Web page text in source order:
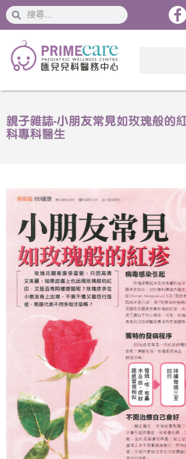
搜
索
搜
索
親子雜誌-小朋友常見如玫瑰般的
科專科醫生